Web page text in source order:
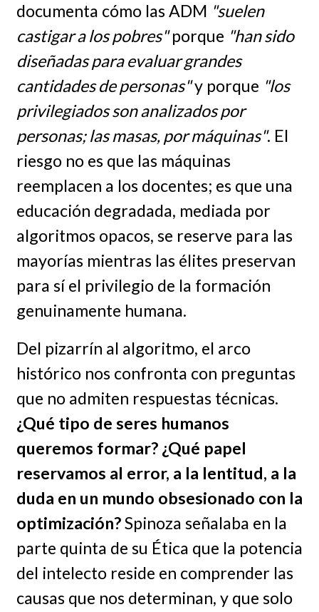
documenta cómo las ADM "suelen
castigar a los pobres"porque "han sido
diseñadas para evaluar grandes
cantidades de personas"y porque "los
privilegiados son analizados por
personas; las masas, por máquinas". El
riesgo no es que las máquinas
reemplacen a los docentes; es que una
educación degradada, mediada por
algoritmos opacos, se reserve para las
mayorías mientras las élites preservan
para sí el privilegio de la formación
genuinamente humana.
Del pizarrín al algoritmo, el arco
histórico nos confronta con preguntas
que no admiten respuestas técnicas.
¿Qué tipo de seres humanos
queremos formar? ¿Qué papel
reservamos al error, a la lentitud, a la
duda en un mundo obsesionado con la
optimización?Spinoza señalaba en la
parte quinta de su Ética que la potencia
del intelecto reside en comprender las
causas que nos determinan, y que solo